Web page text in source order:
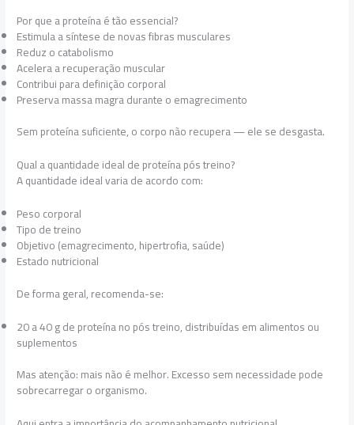
Por que a proteína é tão essencial?
Estimula a síntese de novas fibras musculares
Reduz o catabolismo
Acelera a recuperação muscular
Contribui para definição corporal
Preserva massa magra durante o emagrecimento
Sem proteína suficiente, o corpo não recupera — ele se desgasta.
Qual a quantidade ideal de proteína pós treino?
A quantidade ideal varia de acordo com:
Peso corporal
Tipo de treino
Objetivo (emagrecimento, hipertrofia, saúde)
Estado nutricional
De forma geral, recomenda-se:
20 a 40 g de proteína no pós treino, distribuídas em alimentos ou
suplementos
Mas atenção: mais não é melhor. Excesso sem necessidade pode
sobrecarregar o organismo.